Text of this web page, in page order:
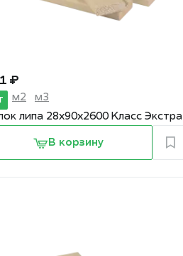
₽
м2
м3
липа 28х90х2600 Класс Экстра
В корзину